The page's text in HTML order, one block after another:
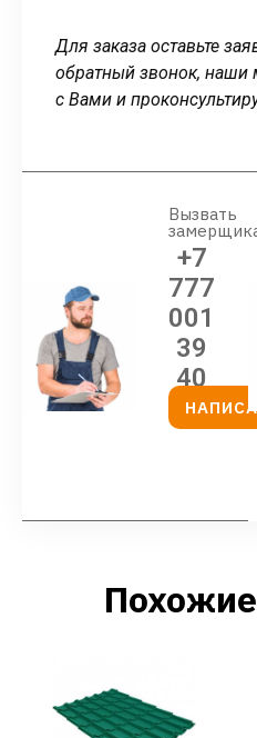
Для заказа оставьте
обратный звонок, наши
с Вами и
Вызвать
+7
777
001
39
40